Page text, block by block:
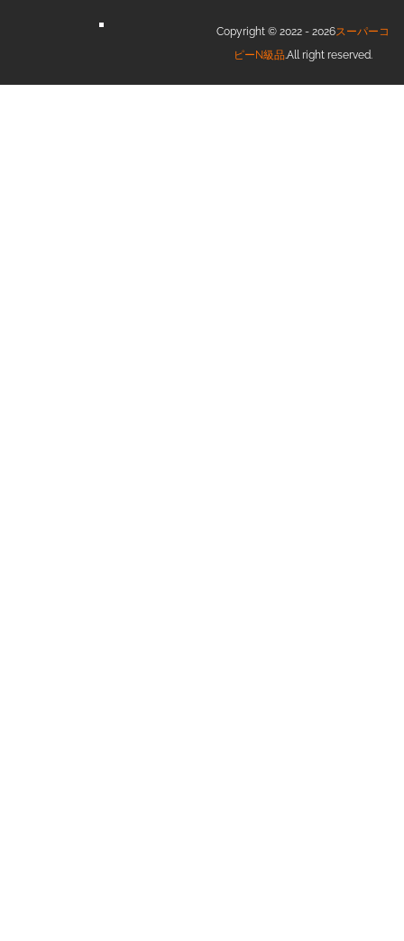
Copyright © 2022 - 2026スーパーコ
ピーN級品.All right reserved.